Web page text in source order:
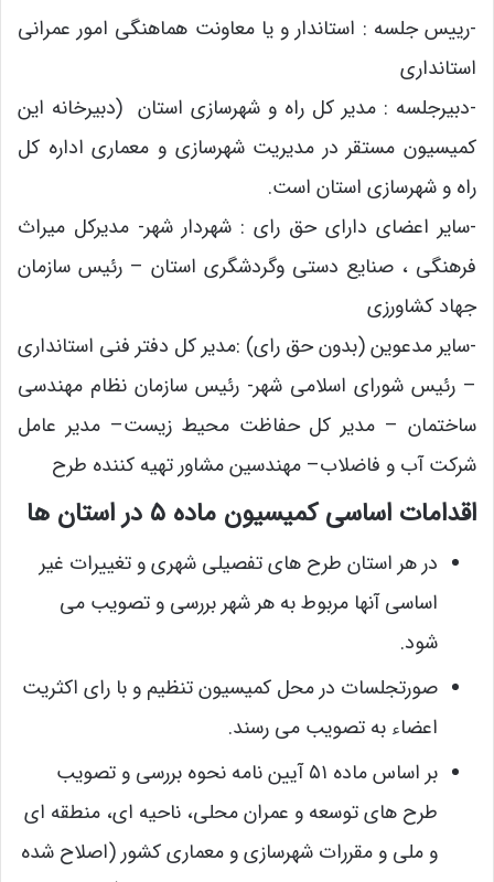
-رییس جلسه : استاندار و یا معاونت هماهنگی امور عمرانی
استانداری
-دبیرجلسه : مدیر کل راه و شهرسازی استان (دبیرخانه این
کمیسیون مستقر در مدیریت شهرسازی و معماری اداره کل
راه و شهرسازی استان است.
-سایر اعضای دارای حق رای : شهردار شهر- مدیرکل میراث
فرهنگی ، صنایع دستی وگردشگری استان – رئیس سازمان
جهاد کشاورزی
-سایر مدعوین (بدون حق رای) :مدیر کل دفتر فنی استانداری
– رئیس شورای اسلامی شهر- رئیس سازمان نظام مهندسی
ساختمان – مدیر کل حفاظت محیط زیست– مدیر عامل
شرکت آب و فاضلاب– مهندسین مشاور تهیه کننده طرح
اقدامات اساسی کمیسیون ماده ۵ در استان ها
در هر استان طرح های تفصیلی شهری و تغییرات غیر
اساسی آنها مربوط به هر شهر بررسی و تصویب می
شود.
صورتجلسات در محل کمیسیون تنظیم و با رای اکثریت
اعضاء به تصویب می رسند.
بر اساس ماده ۵۱ آیین نامه نحوه بررسی و تصویب
طرح های توسعه و عمران محلی، ناحیه ای، منطقه ای
و ملی و مقررات شهرسازی و معماری کشور (اصلاح شده